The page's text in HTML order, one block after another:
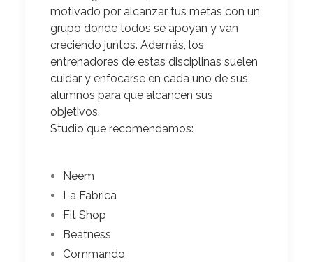
motivado por alcanzar tus metas con un
grupo donde todos se apoyan y van
creciendo juntos. Además, los
entrenadores de estas disciplinas suelen
cuidar y enfocarse en cada uno de sus
alumnos para que alcancen sus
objetivos.
Studio que recomendamos:
Neem
La Fabrica
Fit Shop
Beatness
Commando